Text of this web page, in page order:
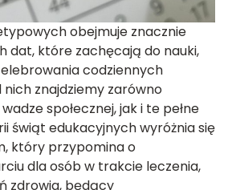
obejmuje znacznie
dat, które zachęcają do nauki,
codziennych
znajdziemy zarówno
społecznej, jak i te pełne
świąt edukacyjnych wyróżnia się
który przypomina o
dla osób w trakcie leczenia,
zdrowia, będący